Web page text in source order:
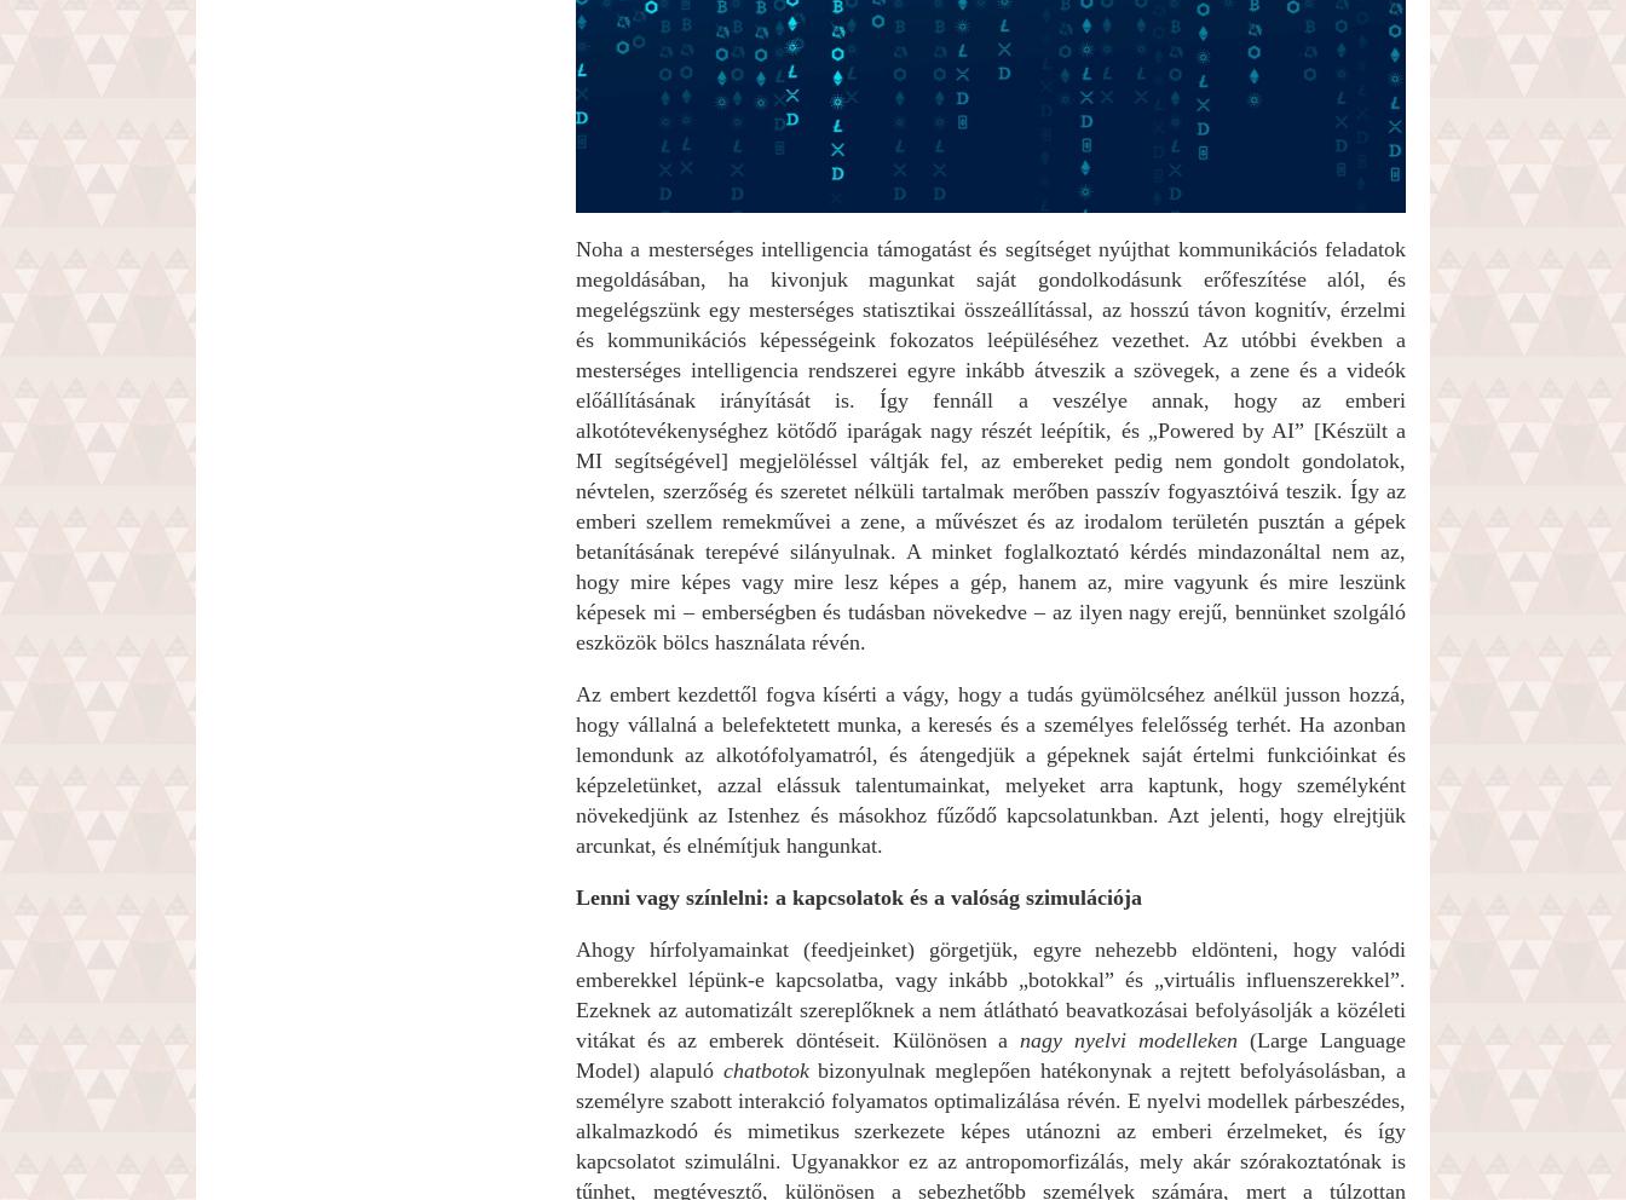
Noha a mesterséges intelligencia támogatást és segítséget nyújthat kommunikációs feladatok
megoldásában, ha kivonjuk magunkat saját gondolkodásunk erőfeszítése alól, és
megelégszünk egy mesterséges statisztikai összeállítással, az hosszú távon kognitív, érzelmi
és kommunikációs képességeink fokozatos leépüléséhez vezethet. Az utóbbi években a
mesterséges intelligencia rendszerei egyre inkább átveszik a szövegek, a zene és a videók
előállításának irányítását is. Így fennáll a veszélye annak, hogy az emberi
alkotótevékenységhez kötődő iparágak nagy részét leépítik, és „Powered by AI” [Készült a
MI segítségével] megjelöléssel váltják fel, az embereket pedig nem gondolt gondolatok,
névtelen, szerzőség és szeretet nélküli tartalmak merőben passzív fogyasztóivá teszik. Így az
emberi szellem remekművei a zene, a művészet és az irodalom területén pusztán a gépek
betanításának terepévé silányulnak. A minket foglalkoztató kérdés mindazonáltal nem az,
hogy mire képes vagy mire lesz képes a gép, hanem az, mire vagyunk és mire leszünk
képesek mi – emberségben és tudásban növekedve – az ilyen nagy erejű, bennünket szolgáló
eszközök bölcs használata révén.
Az embert kezdettől fogva kísérti a vágy, hogy a tudás gyümölcséhez anélkül jusson hozzá,
hogy vállalná a belefektetett munka, a keresés és a személyes felelősség terhét. Ha azonban
lemondunk az alkotófolyamatról, és átengedjük a gépeknek saját értelmi funkcióinkat és
képzeletünket, azzal elássuk talentumainkat, melyeket arra kaptunk, hogy személyként
növekedjünk az Istenhez és másokhoz fűződő kapcsolatunkban. Azt jelenti, hogy elrejtjük
arcunkat, és elnémítjuk hangunkat.
Lenni vagy színlelni: a kapcsolatok és a valóság szimulációja
Ahogy hírfolyamainkat (feedjeinket) görgetjük, egyre nehezebb eldönteni, hogy valódi
emberekkel lépünk-e kapcsolatba, vagy inkább „botokkal” és „virtuális influenszerekkel”.
Ezeknek az automatizált szereplőknek a nem átlátható beavatkozásai befolyásolják a közéleti
vitákat és az emberek döntéseit. Különösen anagy nyelvi modelleken (Large Language
Model) alapuló chatbotokbizonyulnak meglepően hatékonynak a rejtett befolyásolásban, a
személyre szabott interakció folyamatos optimalizálása révén. E nyelvi modellek párbeszédes,
alkalmazkodó és mimetikus szerkezete képes utánozni az emberi érzelmeket, és így
kapcsolatot szimulálni. Ugyanakkor ez az antropomorfizálás, mely akár szórakoztatónak is
tűnhet, megtévesztő, különösen a sebezhetőbb személyek számára, mert a túlzottan